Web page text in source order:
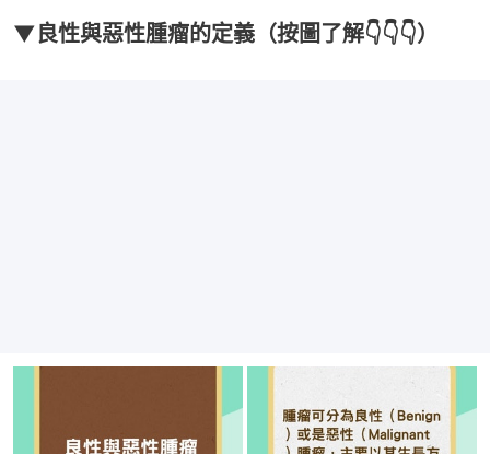
▼良性與惡性腫瘤的定義（按圖了解👇👇👇）